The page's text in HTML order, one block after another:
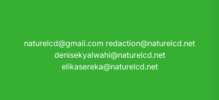
naturelcd@gmail.com redaction@naturelcd.net
denisekyalwahi@naturelcd.net
elikasereka@naturelcd.net